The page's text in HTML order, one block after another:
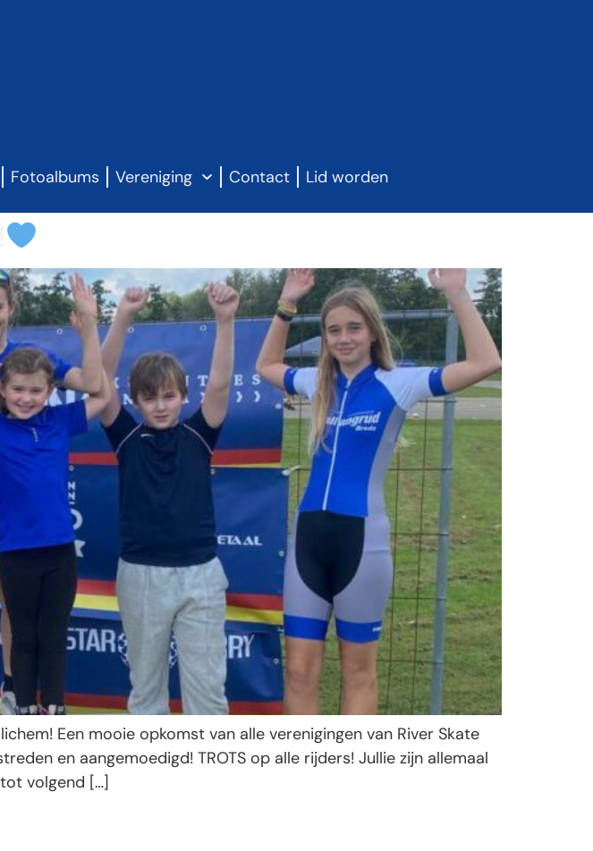
Fotoalbums Vereniging Contact Lid worden
Een mooie opkomst van alle verenigingen van River Skate
en aangemoedigd! TROTS op alle rijders! Jullie zijn allemaal
volgend […]